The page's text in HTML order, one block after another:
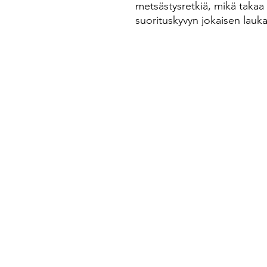
metsästysretkiä, mikä
suorituskyvyn jokaisen